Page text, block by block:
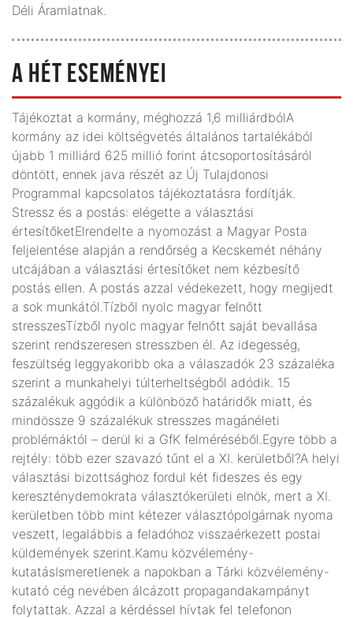
Déli Áramlatnak.
A HÉT ESEMÉNYEI
Tájékoztat a kormány, méghozzá 1,6 milliárdbólA
kormány az idei költségvetés általános tartalékából
újabb 1 milliárd 625 millió forint átcsoportosításáról
döntött, ennek java részét az Új Tulajdonosi
Programmal kapcsolatos tájékoztatásra fordítják.
Stressz és a postás: elégette a választási
értesítőketElrendelte a nyomozást a Magyar Posta
feljelentése alapján a rendőrség a Kecskemét néhány
utcájában a választási értesítőket nem kézbesítő
postás ellen. A postás azzal védekezett, hogy megijedt
a sok munkától.Tízből nyolc magyar felnőtt
stresszesTízből nyolc magyar felnőtt saját bevallása
szerint rendszeresen stresszben él. Az idegesség,
feszültség leggyakoribb oka a válaszadók 23 százaléka
szerint a munkahelyi túlterheltségből adódik. 15
százalékuk aggódik a különböző határidők miatt, és
mindössze 9 százalékuk stresszes magánéleti
problémáktól – derül ki a GfK felméréséből.Egyre több a
rejtély: több ezer szavazó tűnt el a XI. kerületből?A helyi
választási bizottsághoz fordul két fideszes és egy
kereszténydemokrata választókerületi elnök, mert a XI.
kerületben több mint kétezer választópolgárnak nyoma
veszett, legalábbis a feladóhoz visszaérkezett postai
küldemények szerint.Kamu közvélemény-
kutatásIsmeretlenek a napokban a Tárki közvélemény-
kutató cég nevében álcázott propagandakampányt
folytattak. Azzal a kérdéssel hívtak fel telefonon